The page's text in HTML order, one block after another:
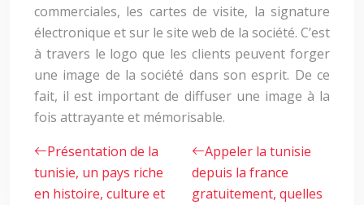
commerciales, les cartes de visite, la signature
électronique et sur le site web de la société. C’est
à travers le logo que les clients peuvent forger
une image de la société dans son esprit. De ce
fait, il est important de diffuser une image à la
fois attrayante et mémorisable.
Présentation de la
tunisie, un pays riche
en histoire, culture et
Appeler la tunisie
depuis la france
gratuitement, quelles